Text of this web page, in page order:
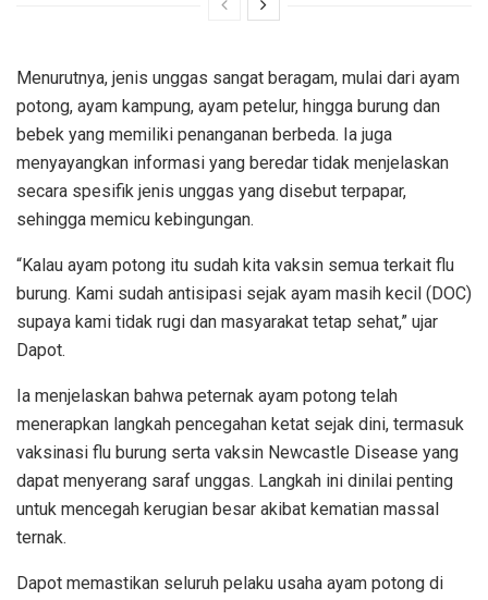
Menurutnya, jenis unggas sangat beragam, mulai dari ayam
potong, ayam kampung, ayam petelur, hingga burung dan
bebek yang memiliki penanganan berbeda. Ia juga
menyayangkan informasi yang beredar tidak menjelaskan
secara spesifik jenis unggas yang disebut terpapar,
sehingga memicu kebingungan.
“Kalau ayam potong itu sudah kita vaksin semua terkait flu
burung. Kami sudah antisipasi sejak ayam masih kecil (DOC)
supaya kami tidak rugi dan masyarakat tetap sehat,” ujar
Dapot.
Ia menjelaskan bahwa peternak ayam potong telah
menerapkan langkah pencegahan ketat sejak dini, termasuk
vaksinasi flu burung serta vaksin Newcastle Disease yang
dapat menyerang saraf unggas. Langkah ini dinilai penting
untuk mencegah kerugian besar akibat kematian massal
ternak.
Dapot memastikan seluruh pelaku usaha ayam potong di